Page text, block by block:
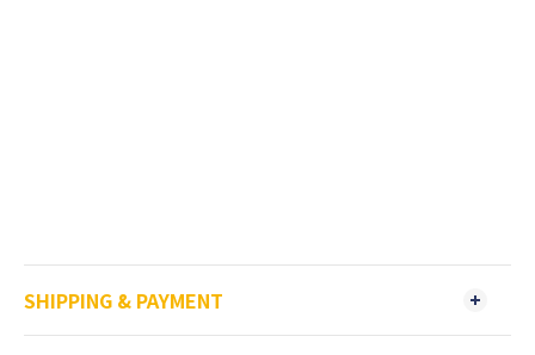
SHIPPING & PAYMENT